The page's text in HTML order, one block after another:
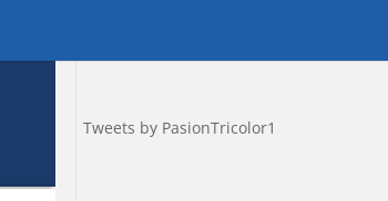
Tweets by PasionTricolor1